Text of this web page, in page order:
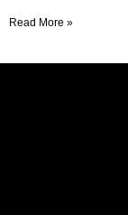
Read More »